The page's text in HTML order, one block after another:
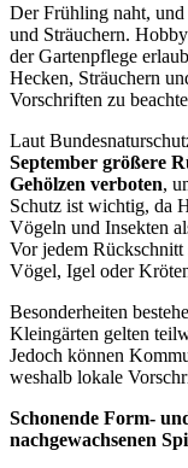
Der Frühling naht, und
und Sträuchern. Ho
der Gartenpflege erlaub
Hecken, Sträuchern
Vorschriften zu beacht
Laut Bundesn
September größere
Gehölzen verboten,
Schutz ist wichtig, da
Vögeln und Insekten
Vorjedem Rückschnitt
Vögel, Igel oder Kröt
Besonderheiten besteh
Kleingärten gelten
Jedoch können
weshalb lokale
Schonende Form- un
nachgewachsenen Spi